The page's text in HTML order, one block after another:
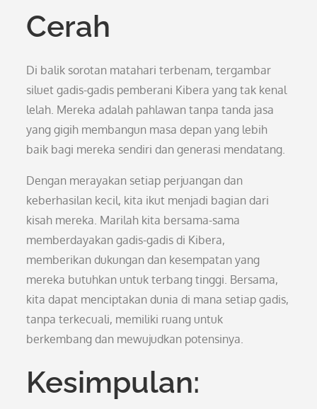
Cerah
Di balik sorotan matahari terbenam, tergambar
siluet gadis-gadis pemberani Kibera yang tak kenal
lelah. Mereka adalah pahlawan tanpa tanda jasa
yang gigih membangun masa depan yang lebih
baik bagi mereka sendiri dan generasi mendatang.
Dengan merayakan setiap perjuangan dan
keberhasilan kecil, kita ikut menjadi bagian dari
kisah mereka. Marilah kita bersama-sama
memberdayakan gadis-gadis di Kibera,
memberikan dukungan dan kesempatan yang
mereka butuhkan untuk terbang tinggi. Bersama,
kita dapat menciptakan dunia di mana setiap gadis,
tanpa terkecuali, memiliki ruang untuk
berkembang dan mewujudkan potensinya.
Kesimpulan: